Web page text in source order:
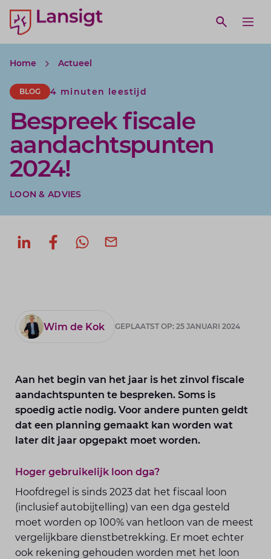
Lansigt Accountants logo
Open
search website
Home Actueel
BLOG 4 minuten leestijd
Bespreek fiscale
aandachtspunten
2024!
LOON & ADVIES
Deel op LinkedIn
Deel op Facebook
Wim de Kok GEPLAATST OP: 25 JANUARI 2024
Aan het begin van het jaar is het zinvol fiscale
aandachtspunten te bespreken. Soms is
spoedig actie nodig. Voor andere punten geldt
dat een planning gemaakt kan worden wat
later dit jaar opgepakt moet worden.
Hoger gebruikelijk loon dga?
Hoofdregel is sinds 2023 dat het fiscaal loon
(inclusief autobijtelling) van een dga gesteld
moet worden op 100% van hetloon van de meest
vergelijkbare dienstbetrekking. Er moet echter
ook rekening gehouden worden met het loon